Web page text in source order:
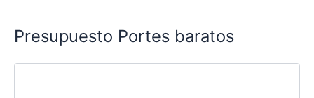
Presupuesto Portes baratos